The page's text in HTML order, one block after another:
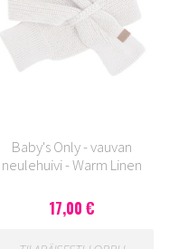
Baby's Only - vauvan
neulehuivi - Warm Linen
17,00 €